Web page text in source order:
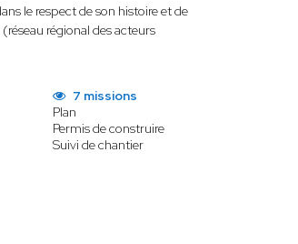
le respect de son histoire et de
(réseau régional des acteurs
7 missions
Plan
Permis de construire
Suivi de chantier